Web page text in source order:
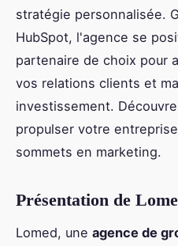
stratégie personnalisée.
HubSpot, l'agence se
partenaire de choix pour
vos relations clients et
investissement.
propulser votre
sommets en marketing.
Présentation de
Lomed, une agence de